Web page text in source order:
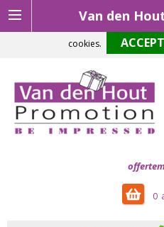
Van den
0
Om onze website optimaal te laten
cookies.